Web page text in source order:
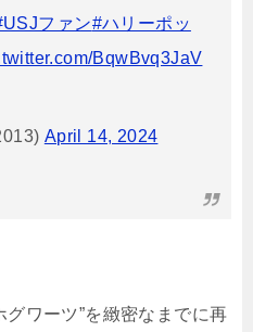
ファン#ハリーポッ
BqwBvq3JaV
April 14, 2024
ワーツ”を緻密なまでに再